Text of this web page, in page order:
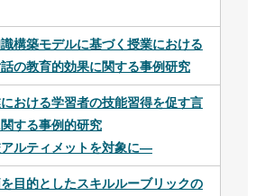
構築モデルに基づく授業における
の教育的効果に関する事例研究
おける学習者の技能習得を促す言
する事例的研究
ルティメットを対象に―
目的としたスキルルーブリックの